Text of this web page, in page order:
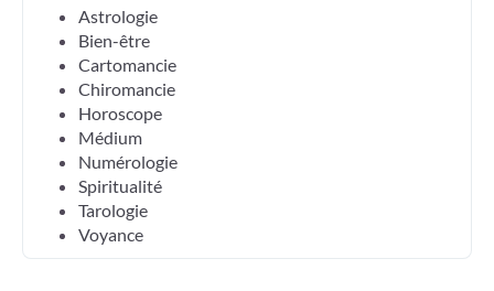
Astrologie
Bien-être
Cartomancie
Chiromancie
Horoscope
Médium
Numérologie
Spiritualité
Tarologie
Voyance